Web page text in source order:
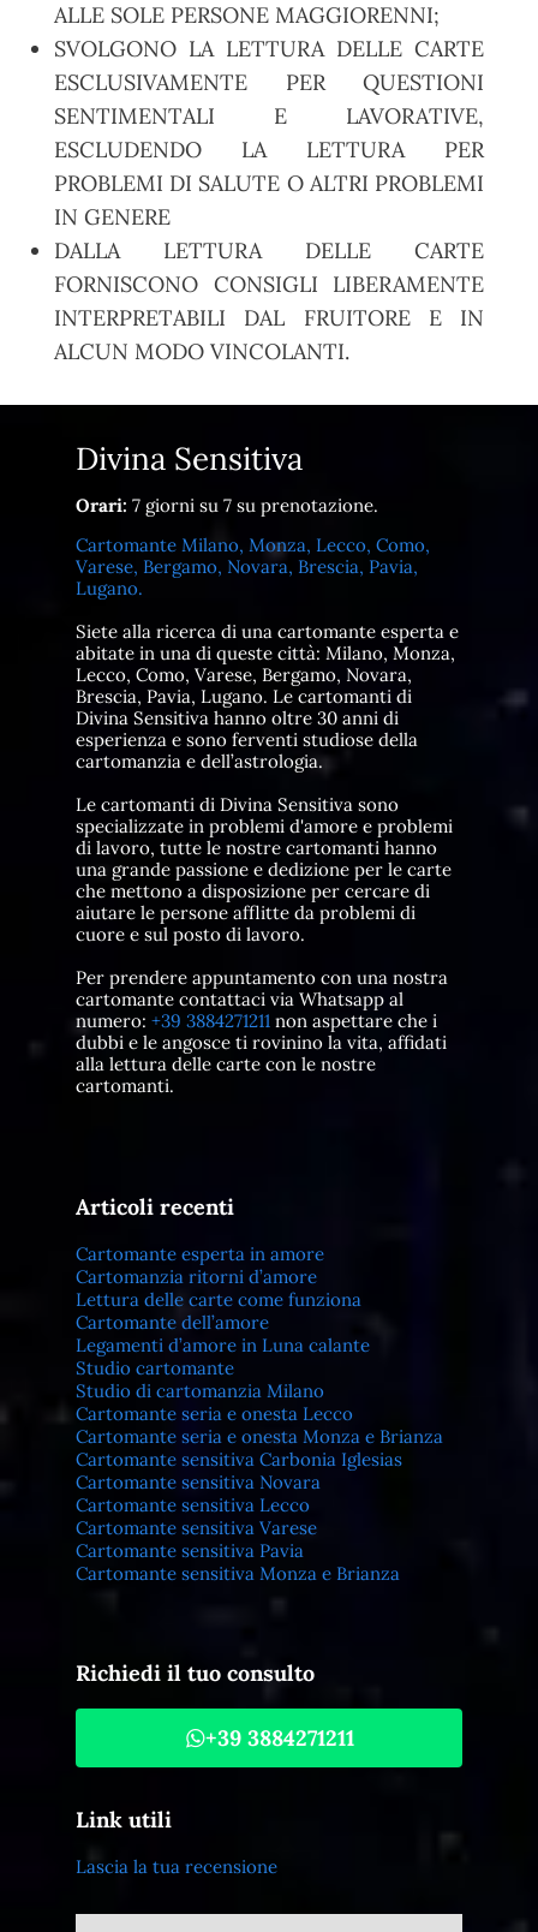
ALLE SOLE PERSONE MAGGIORENNI;
SVOLGONO LA LETTURA DELLE CARTE
ESCLUSIVAMENTE PER QUESTIONI
SENTIMENTALI E LAVORATIVE,
ESCLUDENDO LA LETTURA PER
PROBLEMI DI SALUTE O ALTRI PROBLEMI
IN GENERE
DALLA LETTURA DELLE CARTE
FORNISCONO CONSIGLI LIBERAMENTE
INTERPRETABILI DAL FRUITORE E IN
ALCUN MODO VINCOLANTI.
Divina Sensitiva
Orari: 7 giorni su 7 su prenotazione.
Cartomante Milano, Monza, Lecco, Como,
Varese, Bergamo, Novara, Brescia, Pavia,
Lugano.
Siete alla ricerca di una cartomante esperta e
abitate in una di queste città: Milano, Monza,
Lecco, Como, Varese, Bergamo, Novara,
Brescia, Pavia, Lugano. Le cartomanti di
Divina Sensitiva hanno oltre 30 anni di
esperienza e sono ferventi studiose della
cartomanzia e dell’astrologia.
Le cartomanti di Divina Sensitiva sono
specializzate in problemi d'amore e problemi
di lavoro, tutte le nostre cartomanti hanno
una grande passione e dedizione per le carte
che mettono a disposizione per cercare di
aiutare le persone afflitte da problemi di
cuore e sul posto di lavoro.
Per prendere appuntamento con una nostra
cartomante contattaci via Whatsapp al
numero: +39 3884271211non aspettare che i
dubbi e le angosce ti rovinino la vita, affidati
alla lettura delle carte con le nostre
cartomanti.
Articoli recenti
Cartomante esperta in amore
Cartomanzia ritorni d’amore
Lettura delle carte come funziona
Cartomante dell’amore
Legamenti d’amore in Luna calante
Studio cartomante
Studio di cartomanzia Milano
Cartomante seria e onesta Lecco
Cartomante seria e onesta Monza e Brianza
Cartomante sensitiva Carbonia Iglesias
Cartomante sensitiva Novara
Cartomante sensitiva Lecco
Cartomante sensitiva Varese
Cartomante sensitiva Pavia
Cartomante sensitiva Monza e Brianza
Richiedi il tuo consulto
+39 3884271211
Link utili
Lascia la tua recensione